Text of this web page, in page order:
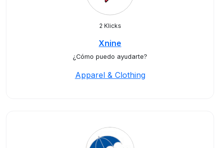
2 Klicks
Xnine
¿Cómo puedo ayudarte?
Apparel & Clothing